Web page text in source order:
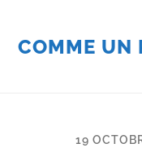
COMME UN
19